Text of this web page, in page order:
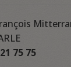
75 75